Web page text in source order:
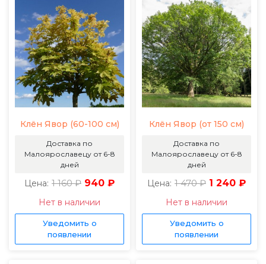
Клён Явор (60-100 см)
Доставка по
Малоярославецу от 6-8
дней
Цена: 1 160 ₽ 940 ₽
Нет в наличии
Уведомить о
появлении
Клён Явор (от 150 см)
Доставка по
Малоярославецу от 6-8
дней
Цена: 1 470 ₽ 1 240 ₽
Нет в наличии
Уведомить о
появлении